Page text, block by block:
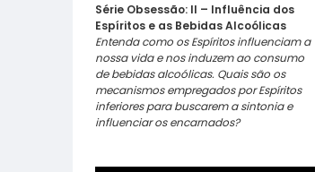
Série Obsessão: II – Influência dos
Espíritos e as Bebidas Alcoólicas
Entenda como os Espíritos influenciam a
nossa vida e nos induzem ao consumo
de bebidas alcoólicas. Quais são os
mecanismos empregados por Espíritos
inferiores para buscarem a sintonia e
influenciar os encarnados?